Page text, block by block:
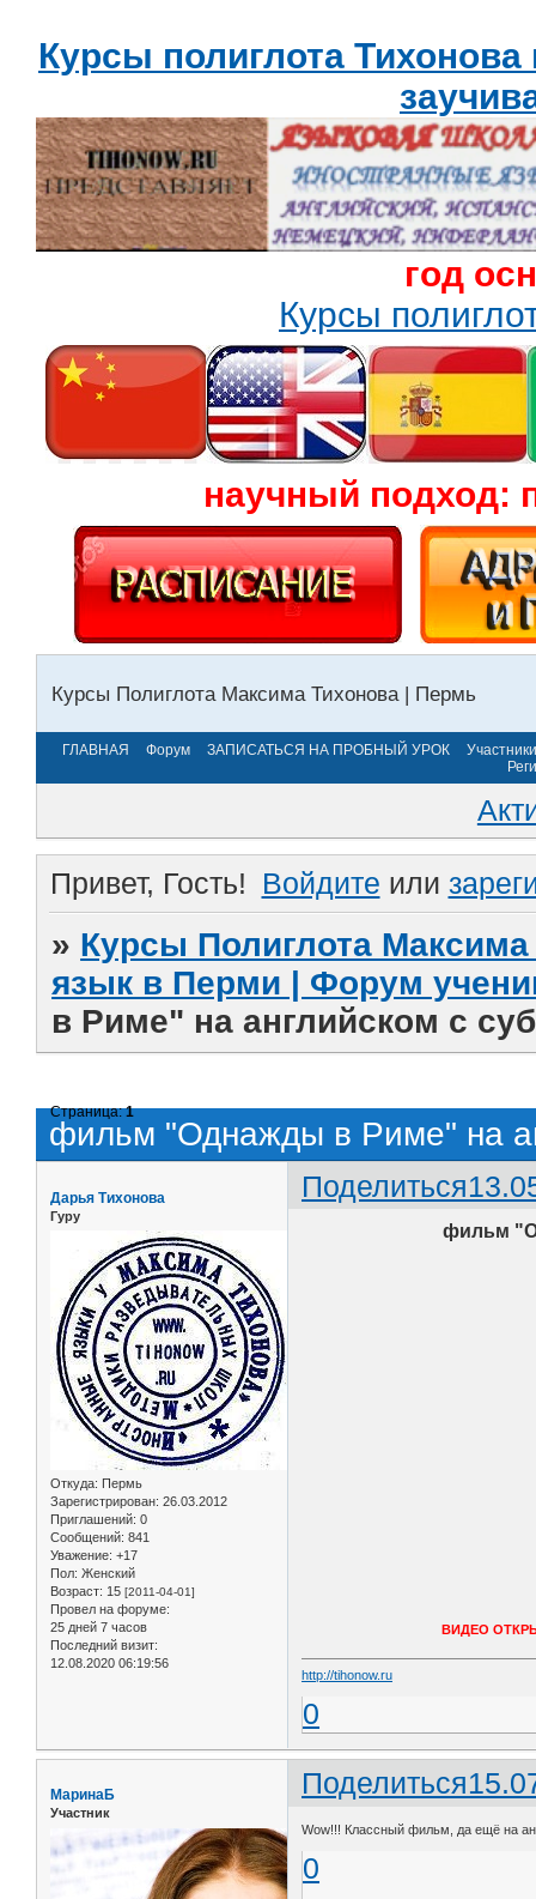
Курсы полиглота
год
Курсы
научный подход:
Курсы Полиглота Максима Тихонова | Пермь
ГЛАВНАЯ Форум ЗАПИСАТЬСЯ НА ПРОБНЫЙ УРОК
Участники
Привет, Гость! Войдите или
» Курсы Полиглота
язык в Перми | Форум
в Риме" на английском с
фильм "Однажды в Риме" на
Страница:1
Поделиться
Дарья Тихонова
Гуру
Откуда: Пермь
Зарегистрирован: 26.03.2012
Приглашений: 0
Сообщений: 841
Уважение: +17
Пол: Женский
Возраст: 15 [2011-04-01]
Провел на форуме:
25 дней 7 часов
Последний визит:
12.08.2020 06:19:56
фильм
ВИДЕО
http://tihonow.ru
0
Поделиться
МаринаБ
Участник
Wow!!! Классный фильм, да ещё на
0